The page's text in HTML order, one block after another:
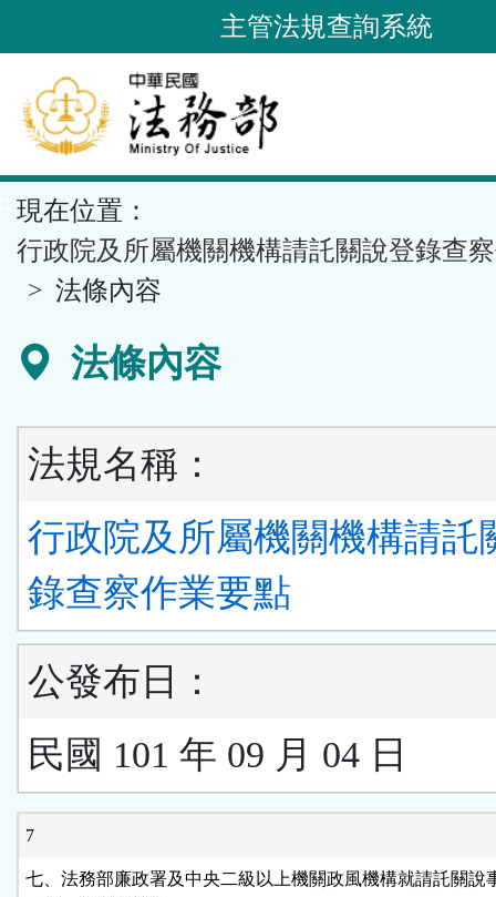
到
要
內
容
區
塊
主管法規查詢系統
現在位置：
行政院及所屬機關機構請託關說登錄查
法條內容
法條內容
法規名稱：
行政院及所屬機關機構請託
錄查察作業要點
公發布日：
民國 101 年 09 月 04 日
7
七、法務部廉政署及中央二級以上機關政風機構就請託關說